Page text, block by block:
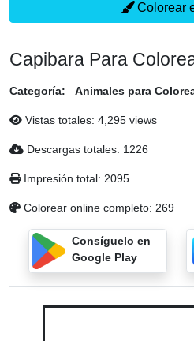
Colorear
Capibara Para
Categoría: Animales para
Vistas totales: 4,295 views
Descargas totales: 1226
Impresión total: 2095
Colorear online completo: 269
Consíguelo en
Google Play